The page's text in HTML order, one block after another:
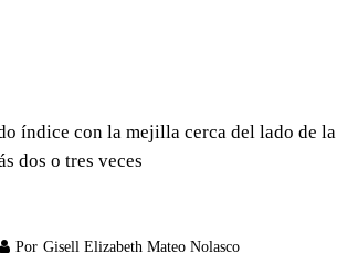
índice con la mejilla cerca del lado de la
dos o tres veces
Por Gisell Elizabeth Mateo Nolasco